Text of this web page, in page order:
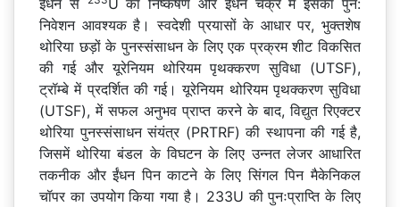
निवेशन आवश्यक है। स्वदेशी प्रयासों के आधार पर, भुक्तशेष
थोरिया छड़ों के पुनस्संसाधन के लिए एक प्रक्रम शीट विकसित
की गई और यूरेनियम थोरियम पृथक्करण सुविधा (UTSF),
ट्रॉम्बे में प्रदर्शित की गई। यूरेनियम थोरियम पृथक्करण सुविधा
(UTSF), में सफल अनुभव प्राप्त करने के बाद, विद्युत रिएक्टर
थोरिया पुनस्संसाधन संयंत्र (PRTRF) की स्थापना की गई है,
जिसमें थोरिया बंडल के विघटन के लिए उन्नत लेजर आधारित
तकनीक और ईंधन पिन काटने के लिए सिंगल पिन मैकेनिकल
चॉपर का उपयोग किया गया है। 233U की पुनःप्राप्ति के लिए